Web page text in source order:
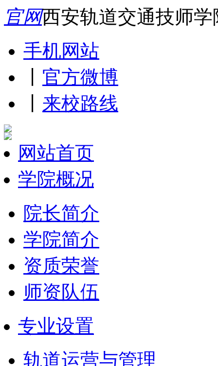
官网西安轨道交通技师
手机网站
官方微博
来校路线
网站首页
学院概况
院长简介
学院简介
资质荣誉
师资队伍
专业设置
轨道运营与管理